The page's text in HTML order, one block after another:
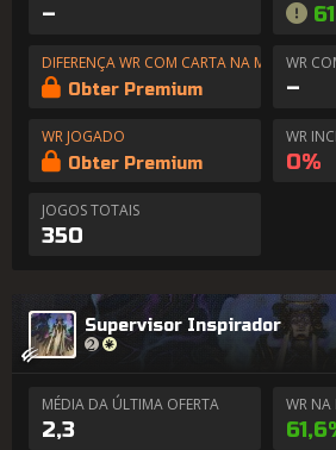
–
DIFERENÇA WR COM CARTA NA MÃO
Obter Premium
WR
–
WR JOGADO
Obter Premium
WR
0%
JOGOS TOTAIS
350
Supervisor Inspirador
MÉDIA DA ÚLTIMA OFERTA
2,3
WR NA